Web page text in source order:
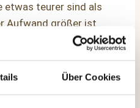
Über Cookies
etwas teurer sind als
Aufwand größer ist.
Dein Zuhause